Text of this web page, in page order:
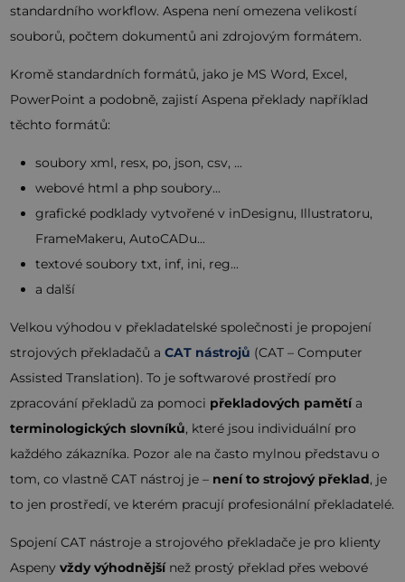
standardního workflow. Aspena není omezena velikostí
souborů, počtem dokumentů ani zdrojovým formátem.
Kromě standardních formátů, jako je MS Word, Excel,
PowerPoint a podobně, zajistí Aspena překlady například
těchto formátů:
soubory xml, resx, po, json, csv, ...
webové html a php soubory...
grafické podklady vytvořené v inDesignu, Illustratoru,
FrameMakeru, AutoCADu...
textové soubory txt, inf, ini, reg...
a další
Velkou výhodou v překladatelské společnosti je propojení
strojových překladačů a CAT nástrojů (CAT – Computer
Assisted Translation). To je softwarové prostředí pro
zpracování překladů za pomoci překladových pamětía
terminologických slovníků, které jsou individuální pro
každého zákazníka. Pozor ale na často mylnou představu o
tom, co vlastně CAT nástroj je – není to strojový překlad, je
to jen prostředí, ve kterém pracují profesionální překladatelé.
Spojení CAT nástroje a strojového překladače je pro klienty
Aspeny vždy výhodnějšínež prostý překlad přes webové